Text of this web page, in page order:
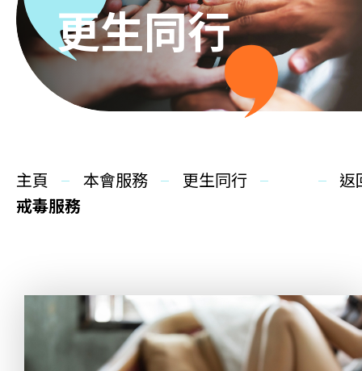
主頁
更生同行
社區教育
多元共融
更生同行
主頁 本會服務
更生同行
戒毒服務
返